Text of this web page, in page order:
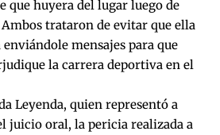
que huyera del lugar luego de
trataron de evitar que ella
mensajes para que
la carrera deportiva en el
Leyenda, quien representó a
juicio oral, la pericia realizada a